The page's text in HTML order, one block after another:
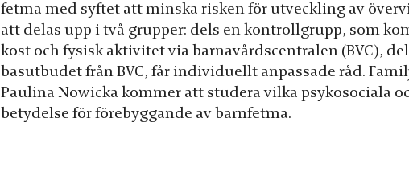
fetma med syftet att minska risken för utveckling av
att delas upp i två grupper: dels en kontrollgrupp, som
kost och fysisk aktivitet via barnavårdscentralen (BVC),
basutbudet från BVC, får individuellt anpassade råd.
Paulina Nowicka kommer att studera vilka psykosociala
betydelse för förebyggande av barnfetma.